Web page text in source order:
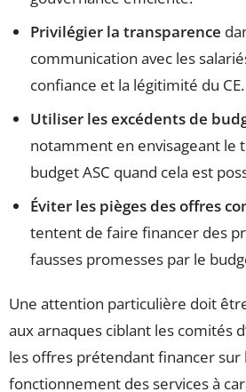
Privilégier la transparence
communication avec les
confiance et la légitimité du CE.
Utiliser les excédents de
notamment en envisageant le
budget ASC quand cela est
Éviter les pièges des offres
tentent de faire financer des
fausses promesses par le
Une attention particulière doit
aux arnaques ciblant les comités
les offres prétendant financer sur
fonctionnement des services à